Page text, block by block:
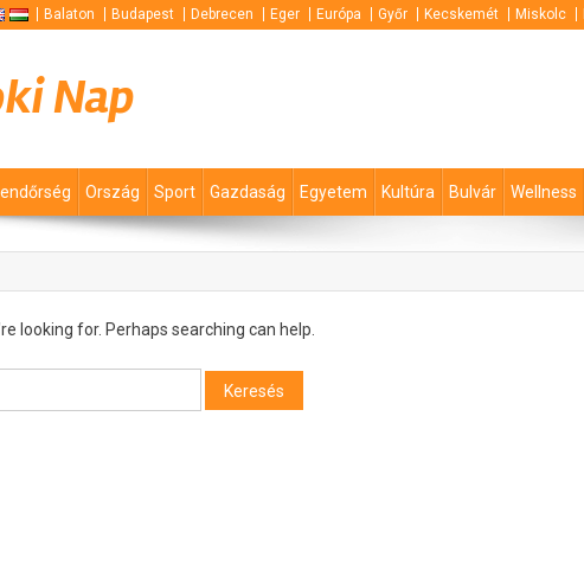
Balaton Budapest Debrecen Eger Európa Győr Kecskemét Miskolc
Nap
Ország Sport Gazdaság Egyetem Kultúra Bulvár Wellness
looking for. Perhaps searching can help.